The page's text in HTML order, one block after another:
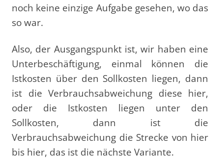
noch keine einzige Aufgabe gesehen, wo das
so war.
Also, der Ausgangspunkt ist, wir haben eine
Unterbeschäftigung, einmal können die
Istkosten über den Sollkosten liegen, dann
ist die Verbrauchsabweichung diese hier,
oder die Istkosten liegen unter den
Sollkosten, dann ist die
Verbrauchsabweichung die Strecke von hier
bis hier, das ist die nächste Variante.